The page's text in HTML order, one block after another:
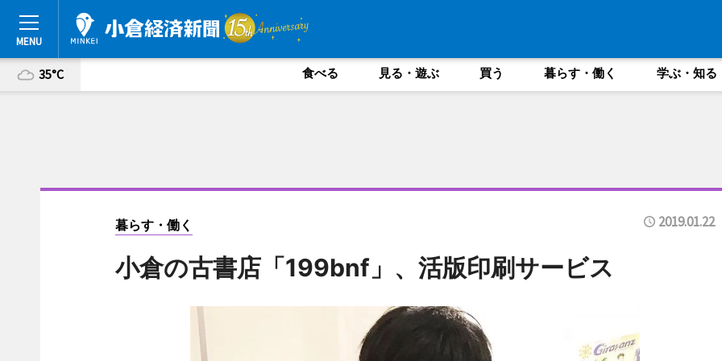
35°C 食べる 見る・遊ぶ 買う 暮らす・働く 学ぶ・知る
暮らす・働く 2019.01.22
小倉の古書店「199bnf」、活版印刷サービス